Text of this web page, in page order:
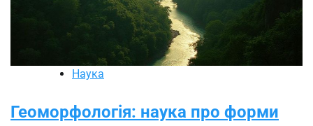
Наука
Геоморфологія: наука про форми